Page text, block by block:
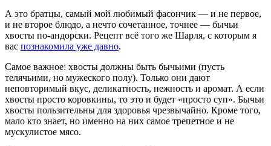
А это братцы, самый мой любимый фасончик — и не первое,
и не второе блюдо, а нечто сочетанное, точнее — бычьи
хвосты по-андорски. Рецепт всё того же Шарля, с которым я
вас познакомила уже давно.
Самое важное: хвосты должны быть бычьими (пусть
телячьими, но мужеского полу). Только они дают
неповторимый вкус, деликатность, нежность и аромат. А если
хвосты просто коровкины, то это и будет «просто суп». Бычьи
хвосты пользительны для здоровья чрезвычайно. Кроме того,
мало кто знает, но именно на них самое трепетное и не
мускулистое мясо.